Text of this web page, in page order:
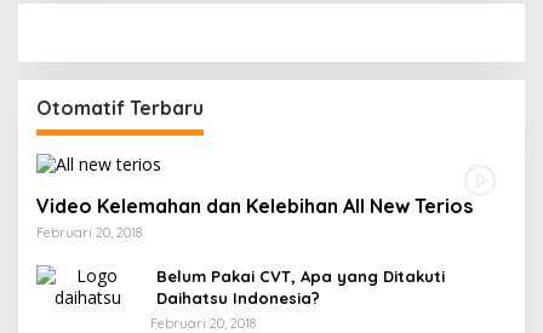
Otomatif Terbaru
Video Kelemahan dan Kelebihan All New Terios
Februari 20, 2018
Belum Pakai CVT, Apa yang Ditakuti
Daihatsu Indonesia?
Februari 20, 2018